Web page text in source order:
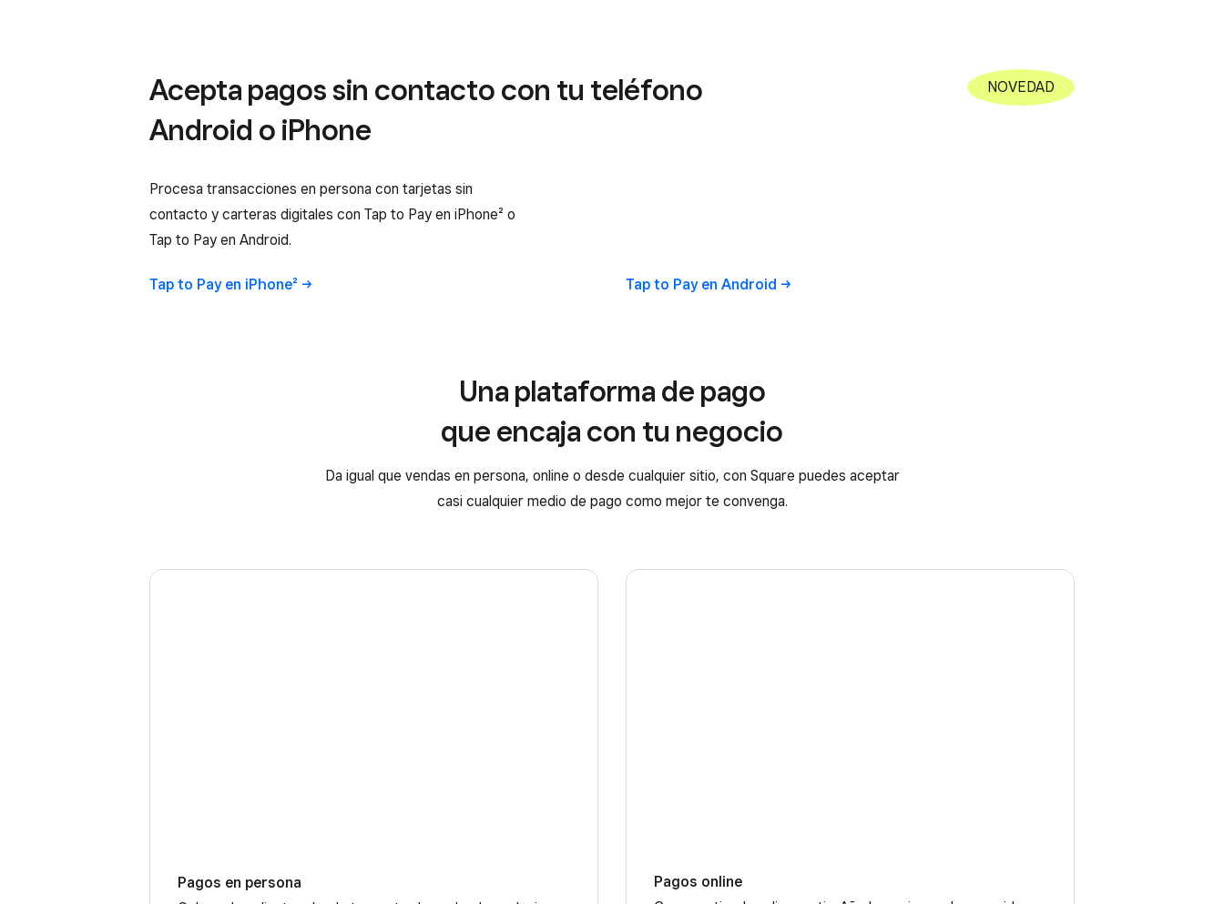
NOVEDAD
Acepta pagos sin contacto con tu teléfono
Android o iPhone
Procesa transacciones en persona con tarjetas sin
contacto y carteras digitales con Tap to Pay en iPhone² o
Tap to Pay en Android.
Tap to Pay en iPhone² Tap to Pay en Android
Una plataforma de pago
que encaja con tu negocio
Da igual que vendas en persona, online o desde cualquier sitio, con Square puedes aceptar
casi cualquier medio de pago como mejor te convenga.
Pagos en persona
Pagos online